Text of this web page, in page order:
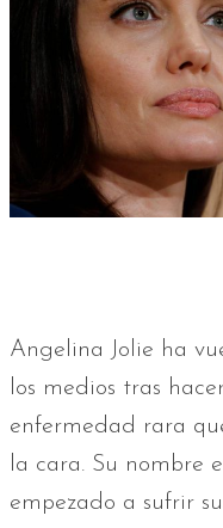
Angelina Jolie ha
los medios tras
enfermedad rara
la cara. Su nombre
empezado a sufrir